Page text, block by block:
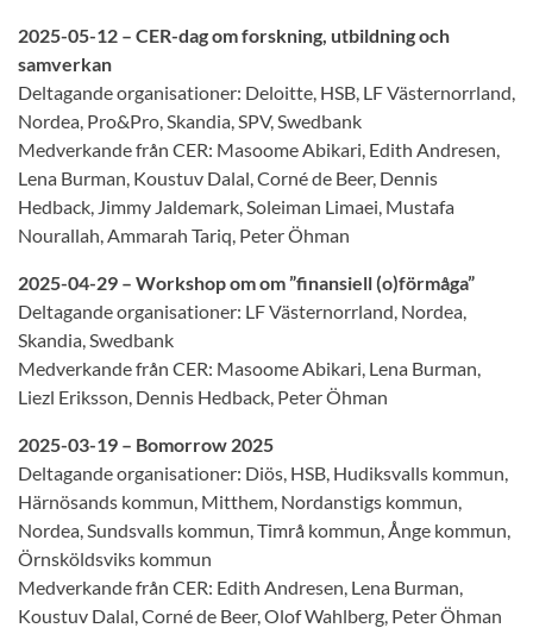
2025-05-12 – CER-dag om forskning, utbildning och
samverkan
Deltagande organisationer: Deloitte, HSB, LF Västernorrland,
Nordea, Pro&Pro, Skandia, SPV, Swedbank
Medverkande från CER: Masoome Abikari, Edith Andresen,
Lena Burman, Koustuv Dalal, Corné de Beer, Dennis
Hedback, Jimmy Jaldemark, Soleiman Limaei, Mustafa
Nourallah, Ammarah Tariq, Peter Öhman
2025-04-29 – Workshop om om ”finansiell (o)förmåga”
Deltagande organisationer: LF Västernorrland, Nordea,
Skandia, Swedbank
Medverkande från CER: Masoome Abikari, Lena Burman,
Liezl Eriksson, Dennis Hedback, Peter Öhman
2025-03-19 – Bomorrow 2025
Deltagande organisationer: Diös, HSB, Hudiksvalls kommun,
Härnösands kommun, Mitthem, Nordanstigs kommun,
Nordea, Sundsvalls kommun, Timrå kommun, Ånge kommun,
Örnsköldsviks kommun
Medverkande från CER: Edith Andresen, Lena Burman,
Koustuv Dalal, Corné de Beer, Olof Wahlberg, Peter Öhman